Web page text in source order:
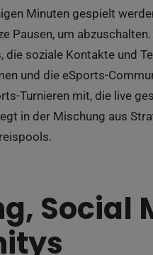
Minuten gespielt
Pausen, um
die soziale Kontakte und
und die eSports-
Turnieren mit, die live
in der Mischung aus
Social